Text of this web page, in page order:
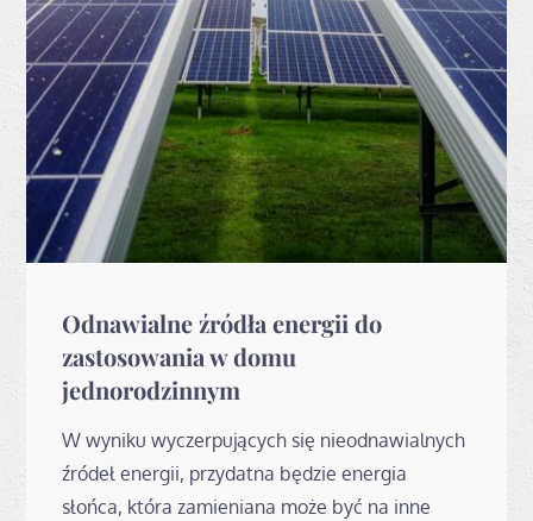
Odnawialne źródła energii do
zastosowania w domu
jednorodzinnym
W wyniku wyczerpujących się nieodnawialnych
źródeł energii, przydatna będzie energia
słońca, która zamieniana może być na inne